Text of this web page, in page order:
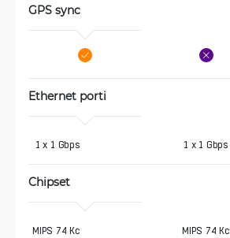
GPS sync
Ethernet porti
1 x 1 Gbps 1 x 1 Gbps
Chipset
MIPS 74 Kc MIPS 74 Kc